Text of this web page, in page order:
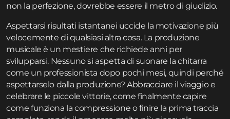
non la perfezione, dovrebbe essere il metro di giudizio.
Aspettarsi risultati istantanei uccide la motivazione più
velocemente di qualsiasi altra cosa. La produzione
musicale è un mestiere che richiede anni per
svilupparsi. Nessuno si aspetta di suonare la chitarra
come un professionista dopo pochi mesi, quindi perché
aspettarselo dalla produzione? Abbracciare il viaggio e
celebrare le piccole vittorie, come finalmente capire
come funziona la compressione o finire la prima traccia